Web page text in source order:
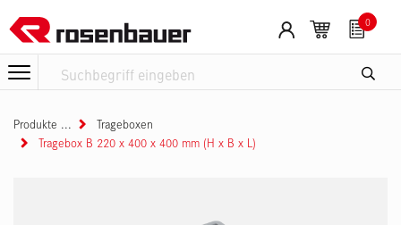
0
Produkte
Trageboxen
Tragebox B 220 x 400 x 400 mm (H x B x L)